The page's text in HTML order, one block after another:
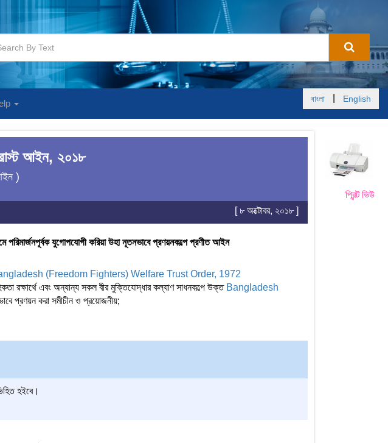
বাংলা English
প্রিন্ট ভিউ
আইন, ২০১৮
)
[ ৮ অক্টোবর, ২০১৮ ]
পরিমার্জনপূর্বক যুগোপযোগী করিয়া উহা নূতনভাবে প্রণয়নকল্পে প্রণীত আইন
(Freedom Fighters) Welfare Trust Order, 1972
রক্ষার্থে এবং অন্যান্য সকল বীর মুক্তিযোদ্ধার কল্যাণ সাধনকল্পে উক্ত Bangladesh
প্রণয়ন করা সমীচীন ও প্রয়োজনীয়;
হইবে।